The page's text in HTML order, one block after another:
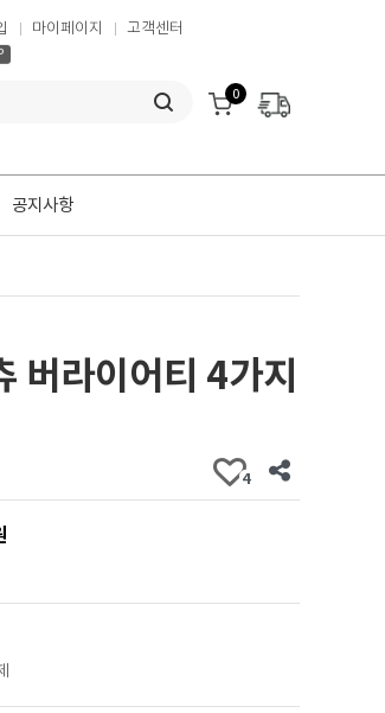
마이페이지 고객센터
0
공지사항
버라이어티 4가지
4